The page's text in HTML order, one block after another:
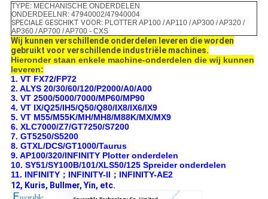
TYPE: MECHANISCHE ONDERDELEN
ONDERDEELNR: 47940002/47940004
SPECIALE GESCHIKT VOOR: PLOTTER AP100 / AP110 / AP300 / AP320 /
AP360 / AP700 / AP700 - CXS
Wij kunnen verschillende onderdelen leveren die worden
gebruikt voor verschillende industriële machines.
Hieronder staan enkele machine-onderdelen die wij kunnen
leveren:
1. VT FX72/FP72
2. ALYS 20/30/60/120/P2000/A0/A00
3. VT 2500/5000/7000/MP60/MP90
4. VT IX/Q25/IH5/Q50/Q80/IX8/IX6/IX9
5. VT M55/M55K/MH/MH8/M88K/MX/MX9
6. XLC7000/Z7/GT7250/S7200
7. GT5250/S5200
8. GTXL/DCS/GT1000/Taurus
9. AP100/320/INFINITY Plotter onderdelen
10. SY51/SY100B/101/XLS50/125 Spreider onderdelen
11. INFINITY；INFINITY-II；INFINITY-AE2
12, Kuris, Bullmer, Yin, etc.